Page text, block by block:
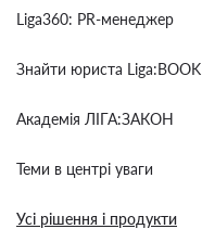
Liga360: PR-менеджер
Знайти юриста Liga:BOOK
Академія ЛІГА:ЗАКОН
Теми в центрі уваги
Усі рішення і продукти